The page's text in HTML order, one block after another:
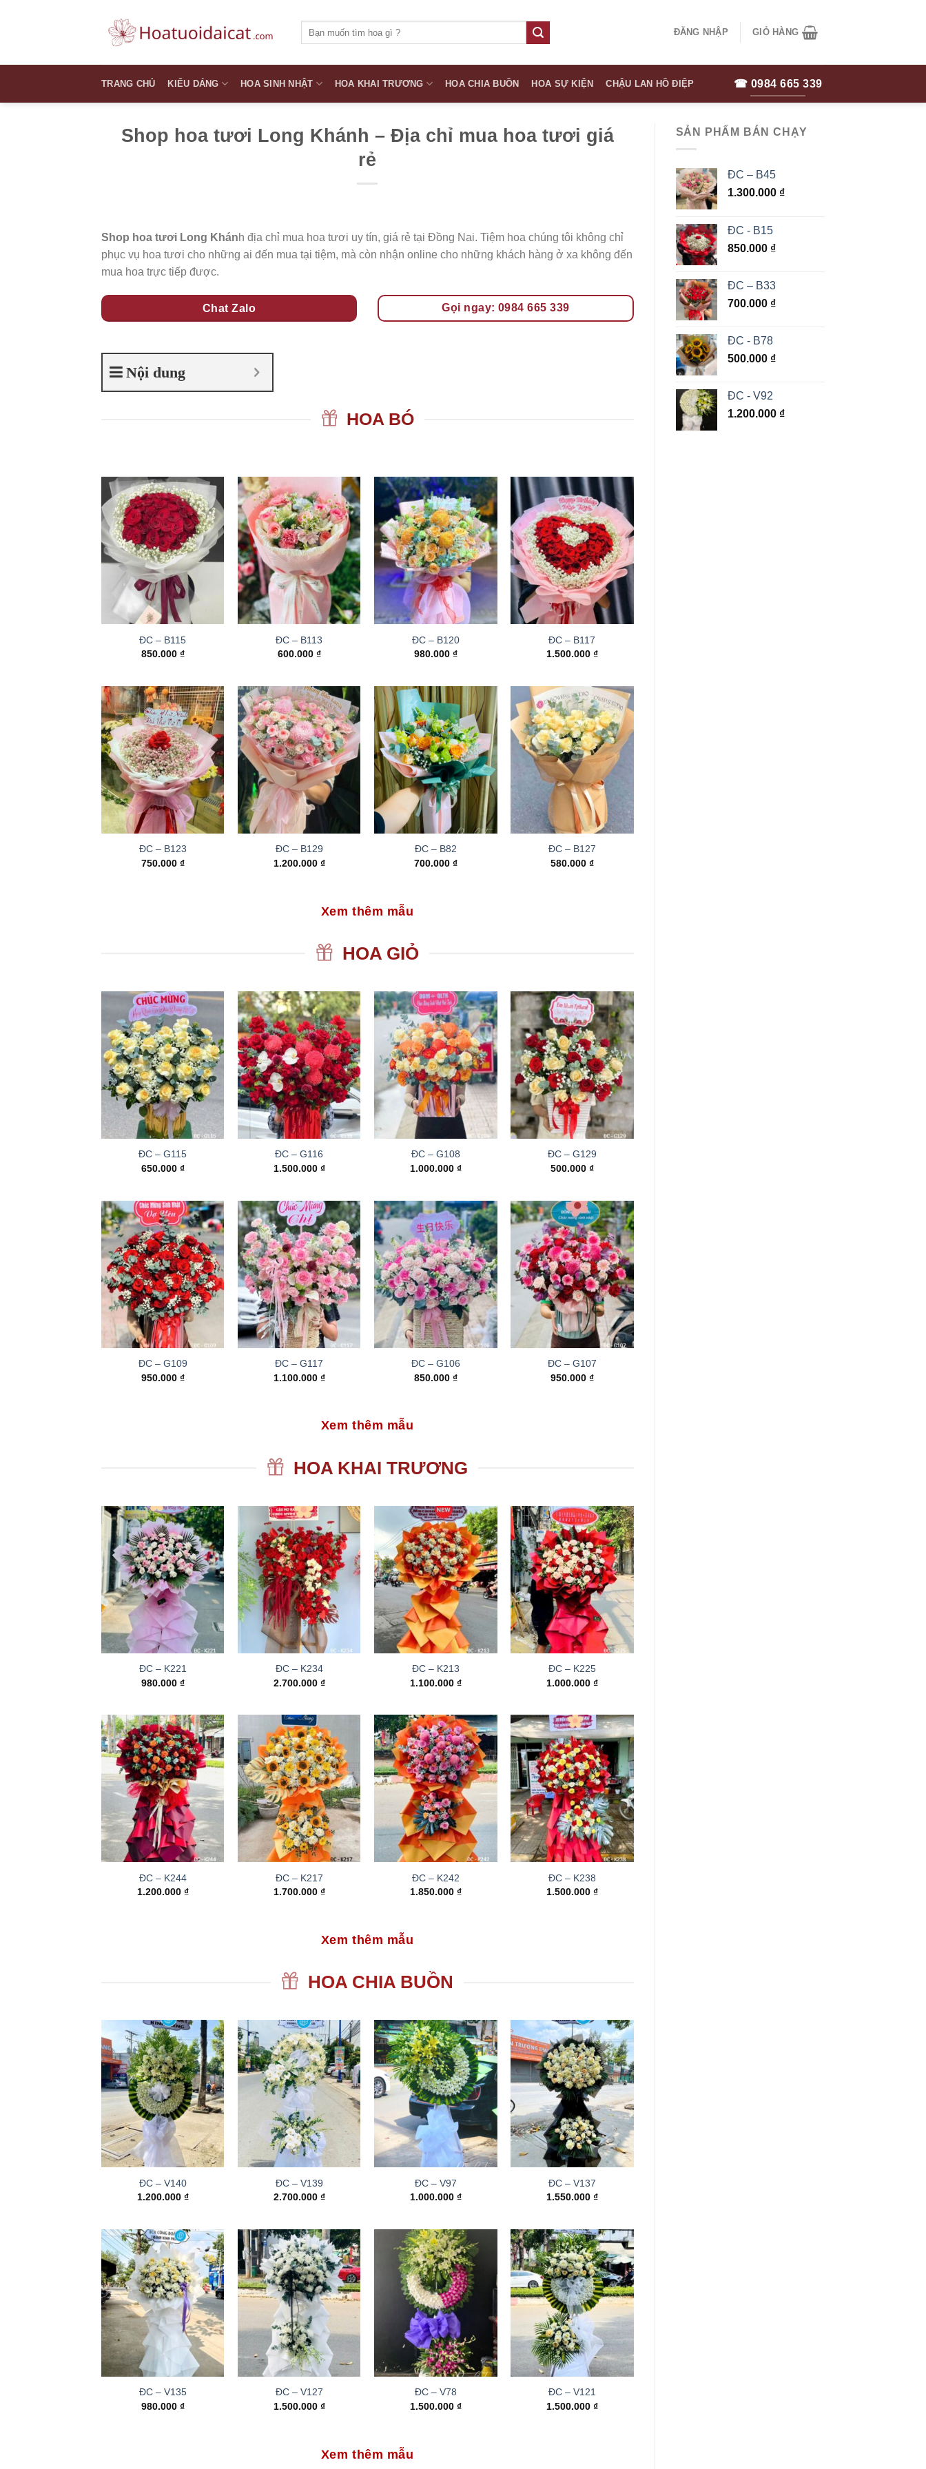
kiếm:
ĐĂNG NHẬP GIỎ HÀNG
TRANG CHỦ KIỂU DÁNG HOA SINH NHẬT HOA KHAI TRƯƠNG HOA CHIA BUỒN HOA SỰ KIỆN CHẬU LAN HỒ ĐIỆP ☎ 0984 665 339
Shop hoa tươi Long Khánh – Địa chỉ mua hoa tươi giá
rẻ
Shop hoa tươi Long Khánh địa chỉ mua hoa tươi uy tín, giá rẻ tại Đồng Nai. Tiệm hoa chúng tôi không chỉ
phục vụ hoa tươi cho những ai đến mua tại tiệm, mà còn nhận online cho những khách hàng ở xa không đến
mua hoa trực tiếp được.
Chat Zalo Gọi ngay: 0984 665 339
Nội dung
HOA BÓ
ĐC – B115
850.000 ₫
ĐC – B113
600.000 ₫
ĐC – B120
980.000 ₫
ĐC – B117
1.500.000 ₫
ĐC – B123
750.000 ₫
ĐC – B129
1.200.000 ₫
ĐC – B82
700.000 ₫
ĐC – B127
580.000 ₫
Xem thêm mẫu
HOA GIỎ
ĐC – G115
650.000 ₫
ĐC – G116
1.500.000 ₫
ĐC – G108
1.000.000 ₫
ĐC – G129
500.000 ₫
ĐC – G109
950.000 ₫
ĐC – G117
1.100.000 ₫
ĐC – G106
850.000 ₫
ĐC – G107
950.000 ₫
Xem thêm mẫu
HOA KHAI TRƯƠNG
ĐC – K221
980.000 ₫
ĐC – K234
2.700.000 ₫
ĐC – K213
1.100.000 ₫
ĐC – K225
1.000.000 ₫
ĐC – K244
1.200.000 ₫
ĐC – K217
1.700.000 ₫
ĐC – K242
1.850.000 ₫
ĐC – K238
1.500.000 ₫
Xem thêm mẫu
HOA CHIA BUỒN
ĐC – V140
1.200.000 ₫
ĐC – V139
2.700.000 ₫
ĐC – V97
1.000.000 ₫
ĐC – V137
1.550.000 ₫
ĐC – V135
980.000 ₫
ĐC – V127
1.500.000 ₫
ĐC – V78
1.500.000 ₫
ĐC – V121
1.500.000 ₫
Xem thêm mẫu
SẢN PHẨM BÁN CHẠY
ĐC – B45
1.300.000 ₫
ĐC - B15
850.000 ₫
ĐC – B33
700.000 ₫
ĐC - B78
500.000 ₫
ĐC - V92
1.200.000 ₫